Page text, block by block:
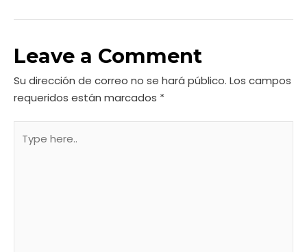
Leave a Comment
Su dirección de correo no se hará público. Los campos
requeridos están marcados *
here..